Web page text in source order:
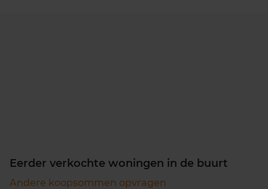
Eerder verkochte woningen in de buurt
Andere koopsommen opvragen